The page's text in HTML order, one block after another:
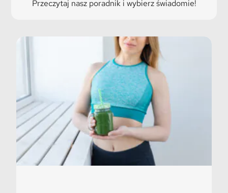
Przeczytaj nasz poradnik i wybierz świadomie!